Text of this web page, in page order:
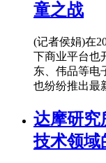
童之战
(记者侯娟)在
下商业平台也
东、伟品等电
也纷纷推出最
达摩研究
技术领域